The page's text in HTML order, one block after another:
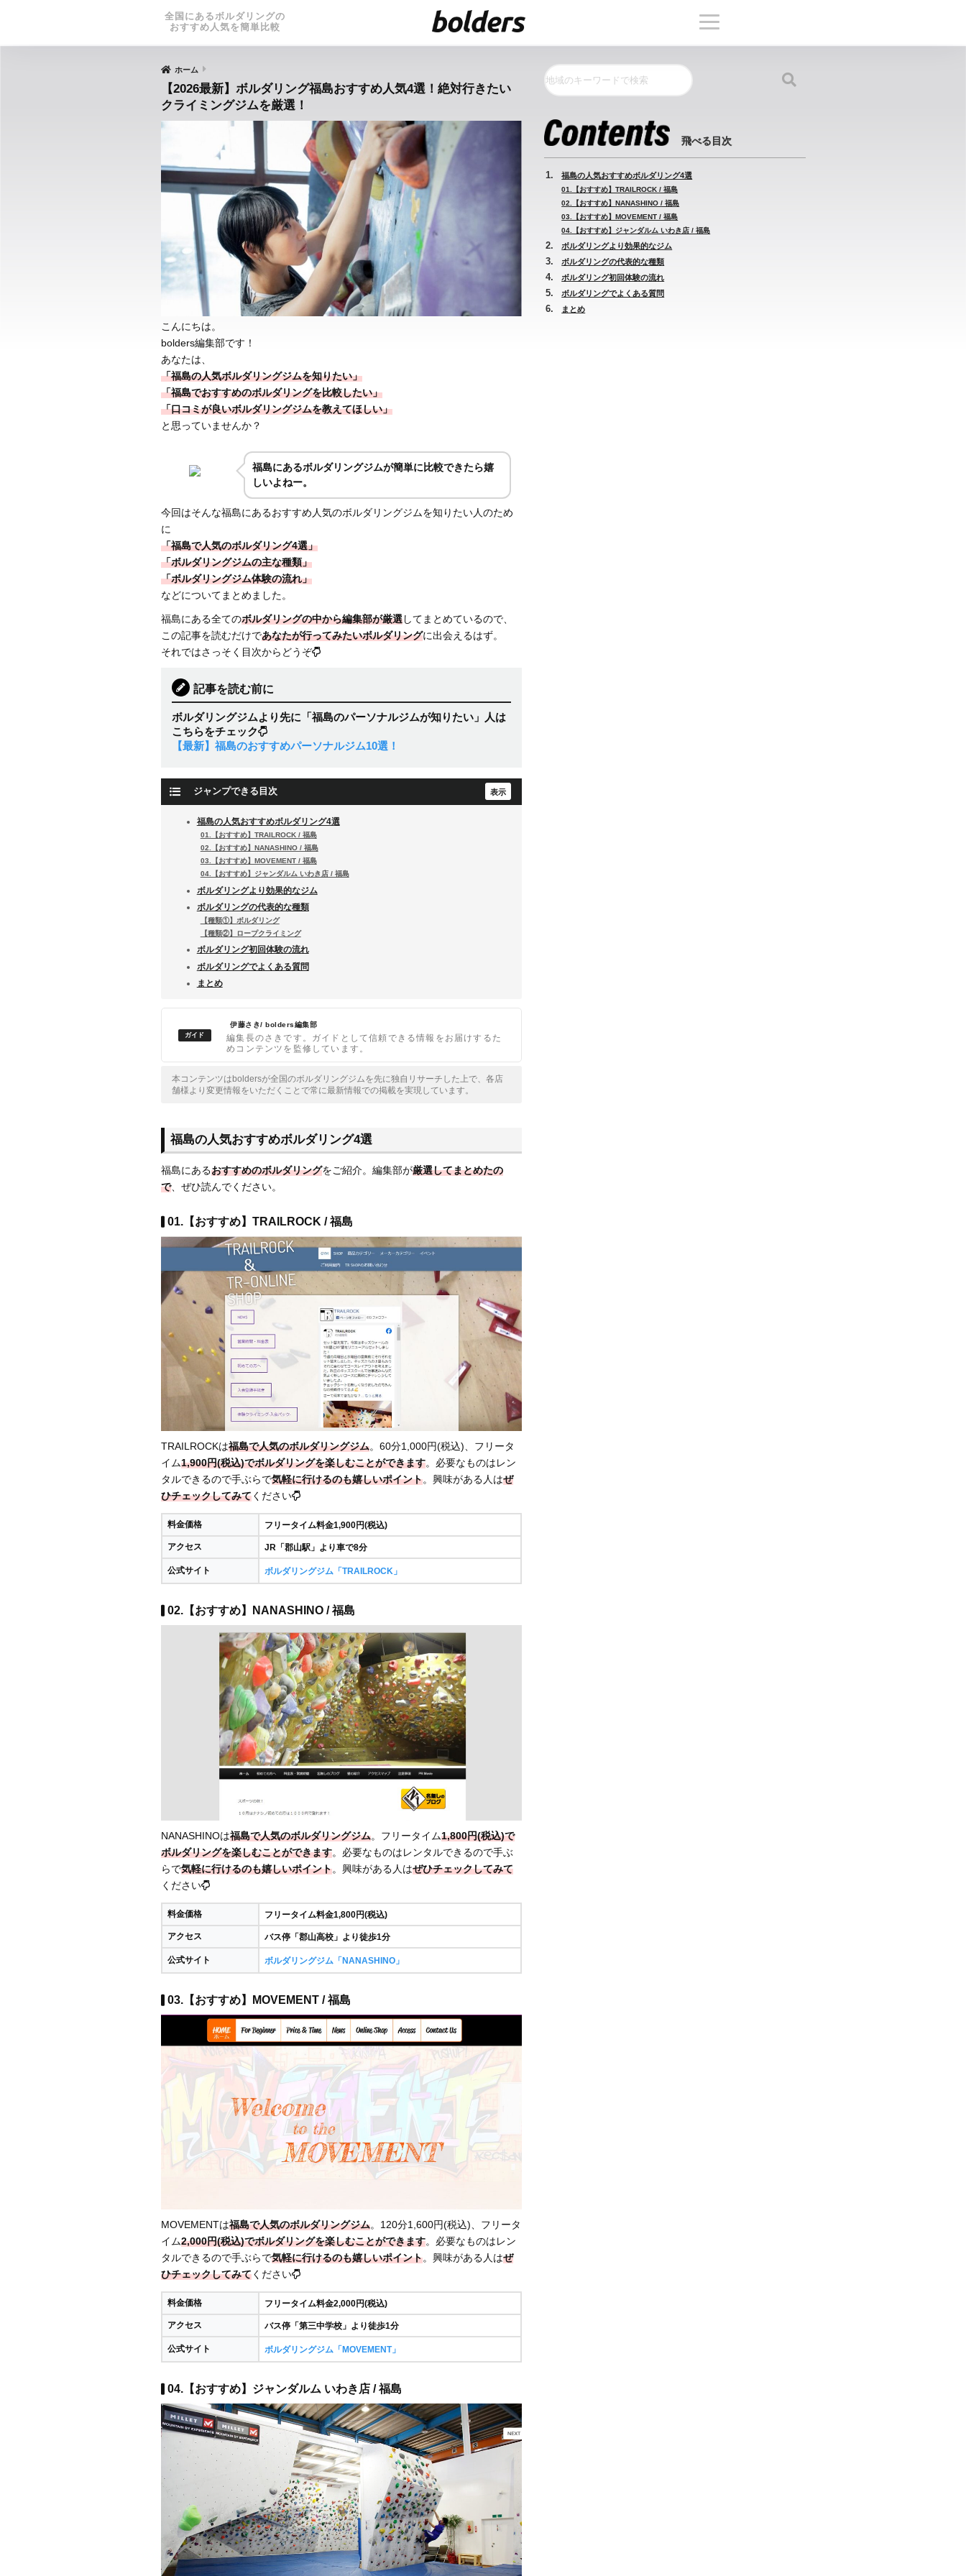
全国にあるボルダリングの
おすすめ人気を簡単比較
ホーム
【2026最新】ボルダリング福島おすすめ人気4選！絶対行きたい
クライミングジムを厳選！
こんにちは。
bolders編集部です！
あなたは、
「福島の人気ボルダリングジムを知りたい」
「福島でおすすめのボルダリングを比較したい」
「口コミが良いボルダリングジムを教えてほしい」
と思っていませんか？
福島にあるボルダリングジムが簡単に比較できたら嬉
しいよねー。
今回はそんな福島にあるおすすめ人気のボルダリングジムを知りたい人のため
に
「福島で人気のボルダリング4選」
「ボルダリングジムの主な種類」
「ボルダリングジム体験の流れ」
などについてまとめました。
福島にある全てのボルダリングの中から編集部が厳選してまとめているので、
この記事を読むだけであなたが行ってみたいボルダリングに出会えるはず。
それではさっそく目次からどうぞ
記事を読む前に
ボルダリングジムより先に「福島のパーソナルジムが知りたい」人は
こちらをチェック
【最新】福島のおすすめパーソナルジム10選！
ジャンプできる目次
福島の人気おすすめボルダリング4選
01.【おすすめ】TRAILROCK / 福島
02.【おすすめ】NANASHINO / 福島
03.【おすすめ】MOVEMENT / 福島
04.【おすすめ】ジャンダルム いわき店 / 福島
ボルダリングより効果的なジム
ボルダリングの代表的な種類
【種類①】ボルダリング
【種類②】ロープクライミング
ボルダリング初回体験の流れ
ボルダリングでよくある質問
まとめ
伊藤さき/ bolders編集部
編集長のさきです。ガイドとして信頼できる情報をお届けするた
めコンテンツを監修しています。
本コンテンツはboldersが全国のボルダリングジムを先に独自リサーチした上で、各店
舗様より変更情報をいただくことで常に最新情報での掲載を実現しています。
福島の人気おすすめボルダリング4選
福島にあるおすすめのボルダリングをご紹介。編集部が厳選してまとめたの
で、ぜひ読んでください。
01.【おすすめ】TRAILROCK / 福島
TRAILROCKは福島で人気のボルダリングジム。60分1,000円(税込)、フリータ
イム1,900円(税込)でボルダリングを楽しむことができます。必要なものはレン
タルできるので手ぶらで気軽に行けるのも嬉しいポイント。興味がある人はぜ
ひチェックしてみてください
料金価格 フリータイム料金1,900円(税込)
アクセス JR「郡山駅」より車で8分
公式サイト ボルダリングジム「TRAILROCK」
02.【おすすめ】NANASHINO / 福島
NANASHINOは福島で人気のボルダリングジム。フリータイム1,800円(税込)で
ボルダリングを楽しむことができます。必要なものはレンタルできるので手ぶ
らで気軽に行けるのも嬉しいポイント。興味がある人はぜひチェックしてみて
ください
料金価格 フリータイム料金1,800円(税込)
アクセス バス停「郡山高校」より徒歩1分
公式サイト ボルダリングジム「NANASHINO」
03.【おすすめ】MOVEMENT / 福島
MOVEMENTは福島で人気のボルダリングジム。120分1,600円(税込)、フリータ
イム2,000円(税込)でボルダリングを楽しむことができます。必要なものはレン
タルできるので手ぶらで気軽に行けるのも嬉しいポイント。興味がある人はぜ
ひチェックしてみてください
料金価格 フリータイム料金2,000円(税込)
アクセス バス停「第三中学校」より徒歩1分
公式サイト ボルダリングジム「MOVEMENT」
04.【おすすめ】ジャンダルム いわき店 / 福島
福島の人気おすすめボルダリング4選
01.【おすすめ】TRAILROCK / 福島
02.【おすすめ】NANASHINO / 福島
03.【おすすめ】MOVEMENT / 福島
04.【おすすめ】ジャンダルム いわき店 / 福島
ボルダリングより効果的なジム
ボルダリングの代表的な種類
ボルダリング初回体験の流れ
ボルダリングでよくある質問
まとめ